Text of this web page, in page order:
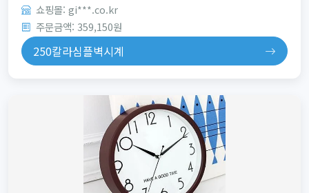
쇼핑몰: gi***.co.kr
주문금액: 359,150원
250칼라심플벽시계